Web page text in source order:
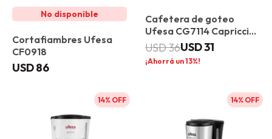
Cortafiambres Ufesa
CF0918
USD86
Cafetera de goteo
Ufesa CG7114 Capriccio
6 Compacta
USD31
USD36
13
14 14